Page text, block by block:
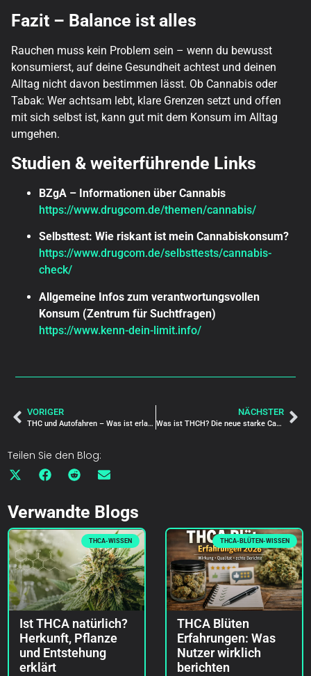
Fazit – Balance ist alles
Rauchen muss kein Problem sein – wenn du bewusst
konsumierst, auf deine Gesundheit achtest und deinen
Alltag nicht davon bestimmen lässt. Ob Cannabis oder
Tabak: Wer achtsam lebt, klare Grenzen setzt und offen
mit sich selbst ist, kann gut mit dem Konsum im Alltag
umgehen.
Studien & weiterführende Links
BZgA – Informationen über Cannabis
https://www.drugcom.de/themen/cannabis/
Selbsttest: Wie riskant ist mein Cannabiskonsum?
https://www.drugcom.de/selbsttests/cannabis-
check/
Allgemeine Infos zum verantwortungsvollen
Konsum (Zentrum für Suchtfragen)
https://www.kenn-dein-limit.info/
VORIGER
THC und Autofahren – Was ist erlaubt, was ist riskant?
NÄCHSTER
Was ist THCH? Die neue starke Cannabinoid-Entdeckung erklärt
Teilen Sie den Blog:
Verwandte Blogs
THCA-WISSEN
Ist THCA natürlich?
Herkunft, Pflanze
und Entstehung
erklärt
THCA-BLÜTEN-WISSEN
THCA Blüten
Erfahrungen: Was
Nutzer wirklich
berichten